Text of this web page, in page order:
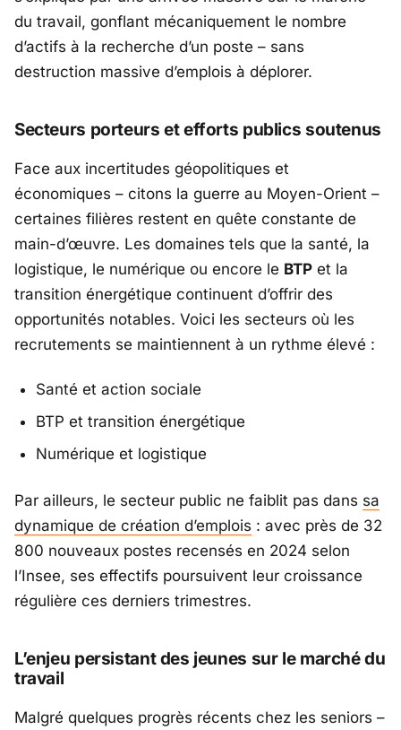
du travail, gonflant mécaniquement le nombre
d’actifs à la recherche d’un poste – sans
destruction massive d’emplois à déplorer.
Secteurs porteurs et efforts publics soutenus
Face aux incertitudes géopolitiques et
économiques – citons la guerre au Moyen-Orient –
certaines filières restent en quête constante de
main-d’œuvre. Les domaines tels que la santé, la
logistique, le numérique ou encore le BTP et la
transition énergétique continuent d’offrir des
opportunités notables. Voici les secteurs où les
recrutements se maintiennent à un rythme élevé :
Santé et action sociale
BTP et transition énergétique
Numérique et logistique
Par ailleurs, le secteur public ne faiblit pas dans sa
dynamique de création d’emplois : avec près de 32
800 nouveaux postes recensés en 2024 selon
l’Insee, ses effectifs poursuivent leur croissance
régulière ces derniers trimestres.
L’enjeu persistant des jeunes sur le marché du
travail
Malgré quelques progrès récents chez les seniors –